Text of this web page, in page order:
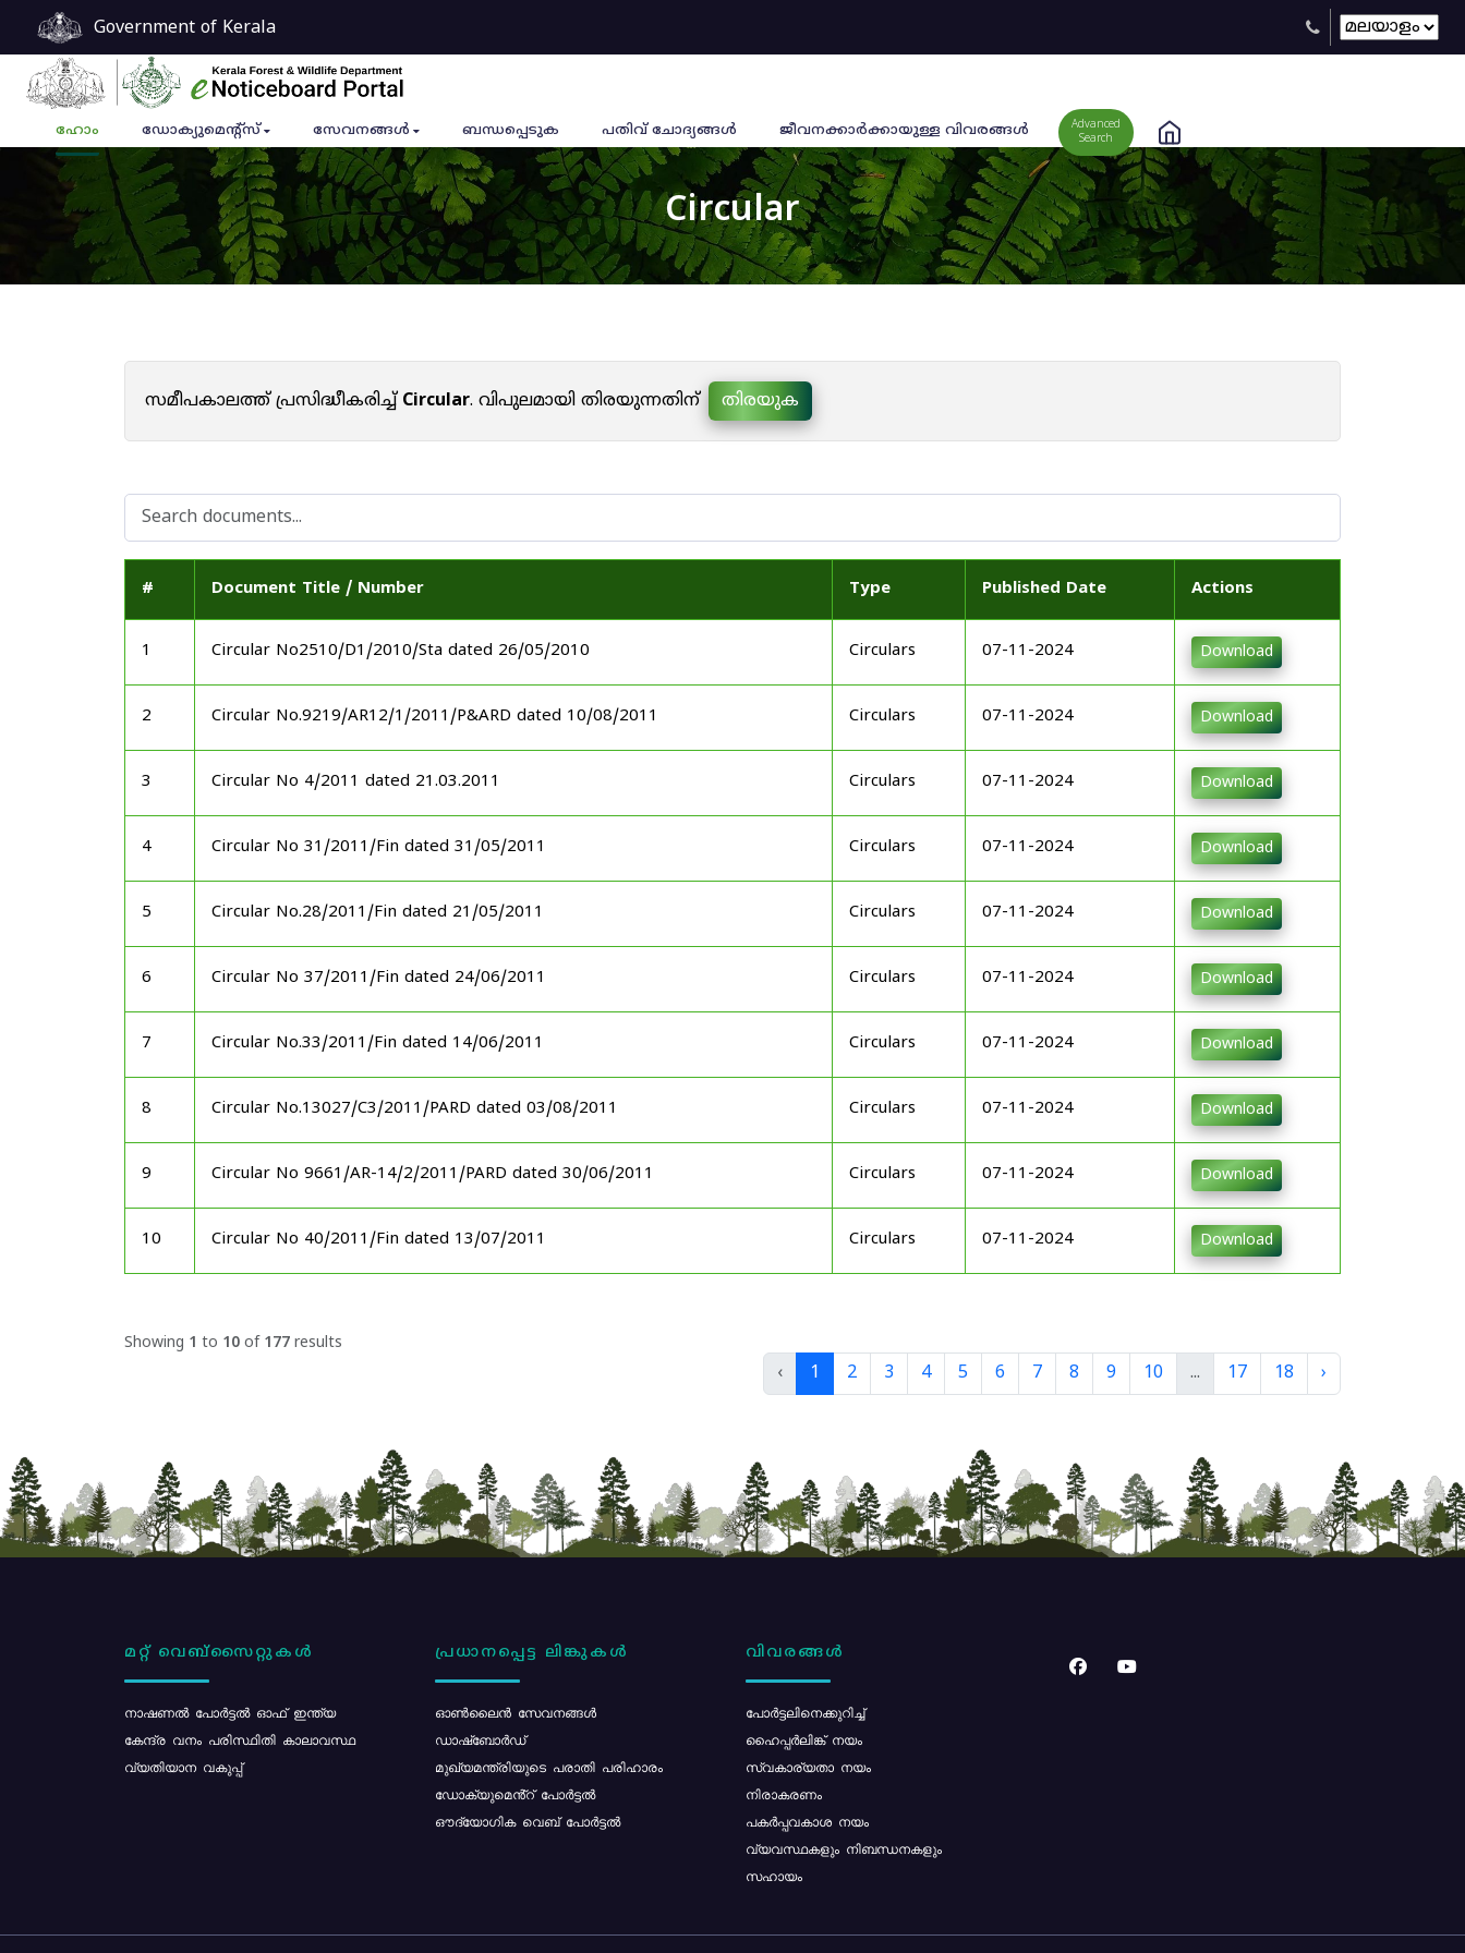
Government of Kerala
ഹോം ഡോക്യുമെൻ്റ്സ് സേവനങ്ങൾ ബന്ധപ്പെടുക പതിവ് ചോദ്യങ്ങൾ ജീവനക്കാര്‍ക്കായുള്ള വിവരങ്ങള്‍
Advanced
Search
Circular
സമീപകാലത്ത് പ്രസിദ്ധീകരിച്ച്Circular. വിപുലമായി തിരയുന്നതിന് തിരയുക
# Document Title / Number Type Published Date Actions
1 Circular No2510/D1/2010/Sta dated 26/05/2010 Circulars 07-11-2024 Download
2 Circular No.9219/AR12/1/2011/P&ARD dated 10/08/2011 Circulars 07-11-2024 Download
3 Circular No 4/2011 dated 21.03.2011 Circulars 07-11-2024 Download
4 Circular No 31/2011/Fin dated 31/05/2011 Circulars 07-11-2024 Download
5 Circular No.28/2011/Fin dated 21/05/2011 Circulars 07-11-2024 Download
6 Circular No 37/2011/Fin dated 24/06/2011 Circulars 07-11-2024 Download
7 Circular No.33/2011/Fin dated 14/06/2011 Circulars 07-11-2024 Download
8 Circular No.13027/C3/2011/PARD dated 03/08/2011 Circulars 07-11-2024 Download
9 Circular No 9661/AR-14/2/2011/PARD dated 30/06/2011 Circulars 07-11-2024 Download
10 Circular No 40/2011/Fin dated 13/07/2011 Circulars 07-11-2024 Download
Showing 1 to 10 of 177 results
‹ 1 2 3 4 5 6 7 8 9 10 ... 17 18 ›
മറ്റ് വെബ്സൈറ്റുകൾ
നാഷണൽ പോർട്ടൽ ഓഫ് ഇന്ത്യ
കേന്ദ്ര വനം പരിസ്ഥിതി കാലാവസ്ഥ
വ്യതിയാന വകുപ്പ്
പ്രധാനപ്പെട്ട ലിങ്കുകൾ
ഓൺലൈൻ സേവനങ്ങൾ
ഡാഷ്ബോർഡ്
മുഖ്യമന്ത്രിയുടെ പരാതി പരിഹാരം
ഡോക്യുമെൻ്റ് പോർട്ടൽ
ഔദ്യോഗിക വെബ് പോർട്ടൽ
വിവരങ്ങൾ
പോര്‍ട്ടലിനെക്കുറിച്ച്
ഹൈപ്പർലിങ്ക് നയം
സ്വകാര്യതാ നയം
നിരാകരണം
പകർപ്പവകാശ നയം
വ്യവസ്ഥകളും നിബന്ധനകളും
സഹായം